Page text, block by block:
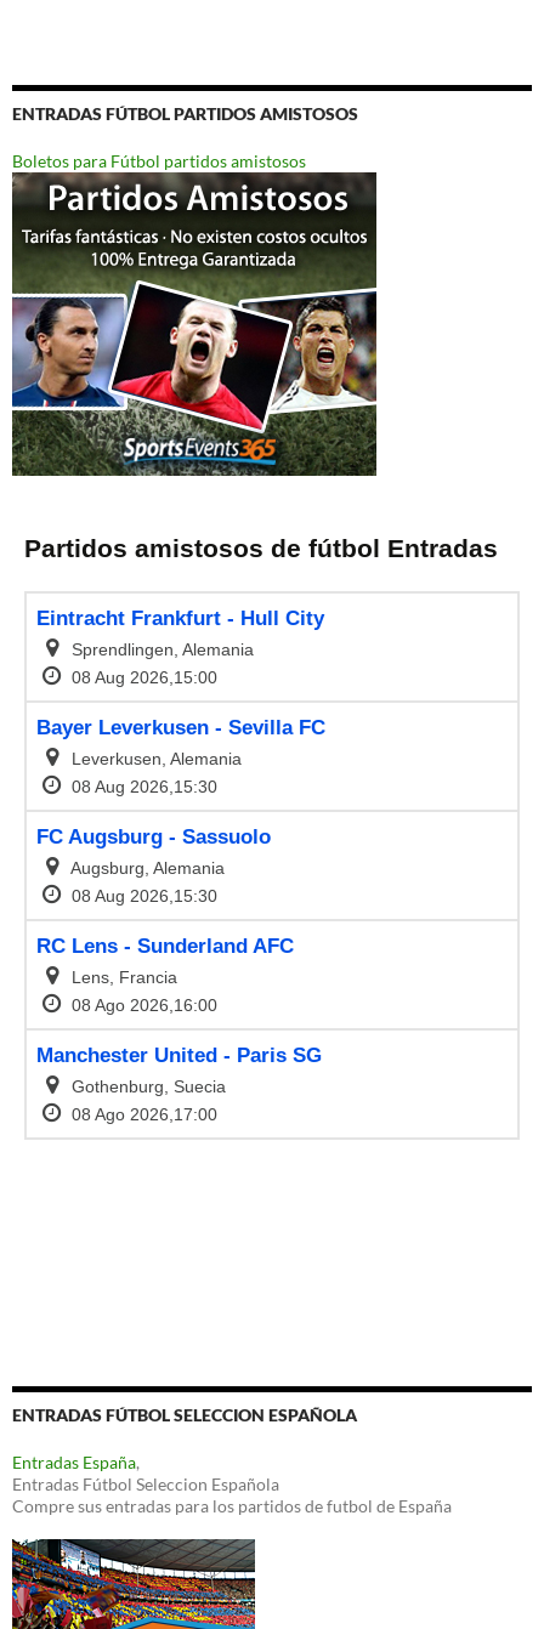
ENTRADAS FÚTBOL PARTIDOS AMISTOSOS
Boletos para Fútbol partidos amistosos
ENTRADAS FÚTBOL SELECCION ESPAÑOLA
Entradas España,
Entradas Fútbol Seleccion Española
Compre sus entradas para los partidos de futbol de España